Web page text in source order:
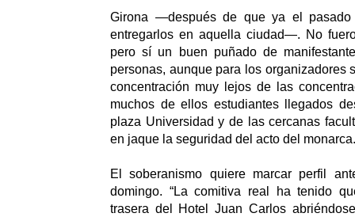
Girona —después de que ya el pasado
entregarlos en aquella ciudad—. No
pero sí un buen puñado de
personas, aunque para los organizadores
concentración muy lejos de las
muchos de ellos estudiantes llegados
plaza Universidad y de las cercanas
en jaque la seguridad del acto del monarca.
El soberanismo quiere marcar perfil
domingo. “La comitiva real ha tenido
trasera del Hotel Juan Carlos